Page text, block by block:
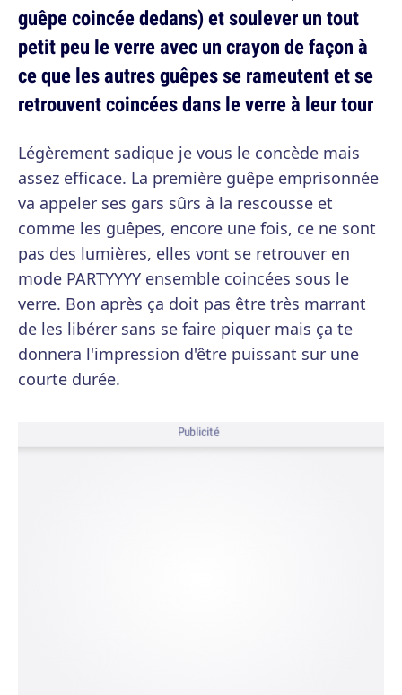
guêpe coincée dedans) et soulever un tout
petit peu le verre avec un crayon de façon à
ce que les autres guêpes se rameutent et se
retrouvent coincées dans le verre à leur tour
Légèrement sadique je vous le concède mais
assez efficace. La première guêpe emprisonnée
va appeler ses gars sûrs à la rescousse et
comme les guêpes, encore une fois, ce ne sont
pas des lumières, elles vont se retrouver en
mode PARTYYYY ensemble coincées sous le
verre. Bon après ça doit pas être très marrant
de les libérer sans se faire piquer mais ça te
donnera l'impression d'être puissant sur une
courte durée.
Publicité